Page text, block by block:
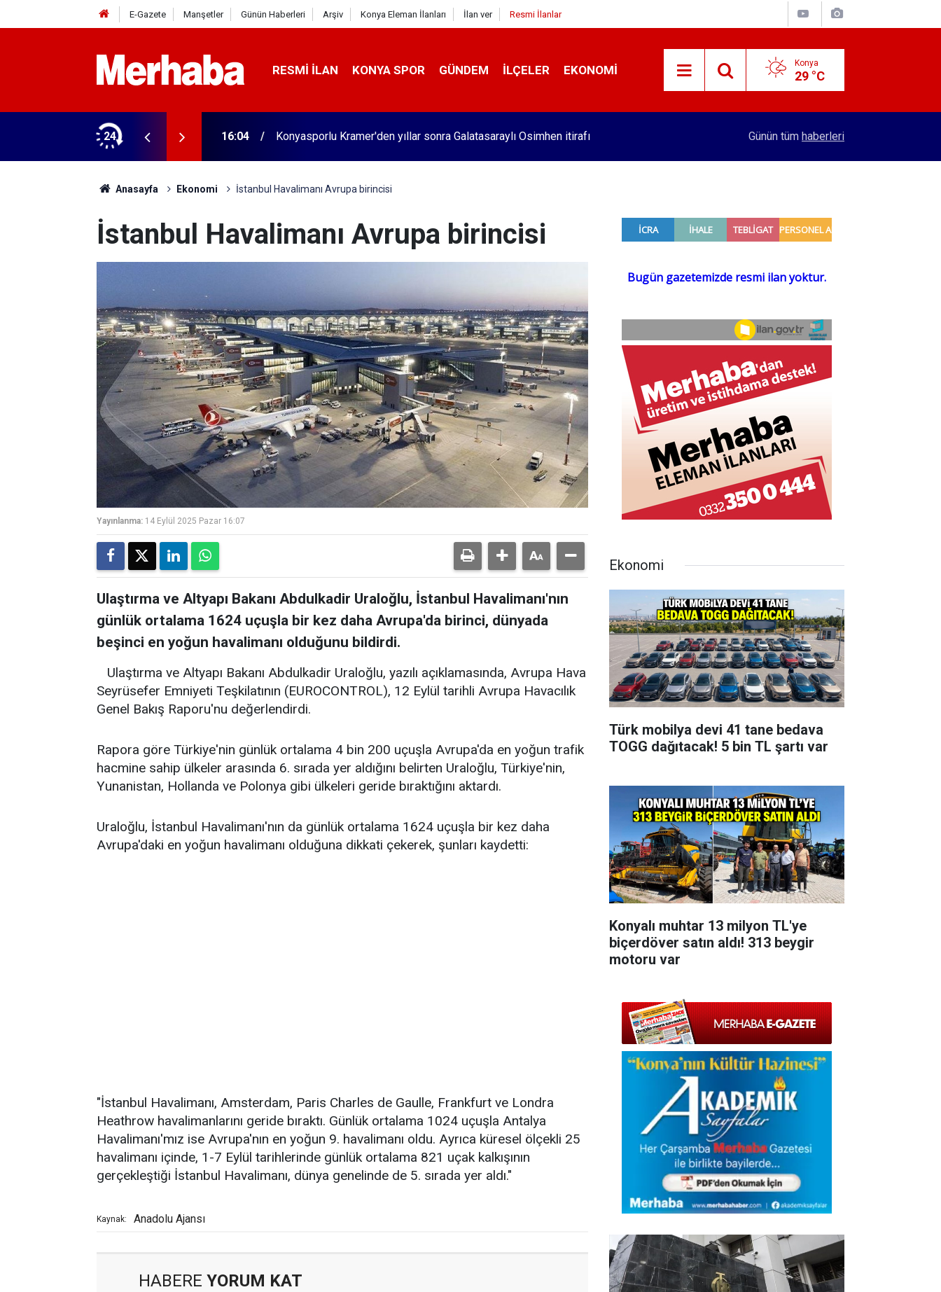
E-Gazete Manşetler Günün Haberleri Arşiv Konya Eleman İlanları İlan ver Resmi İlanlar
RESMI İLAN KONYA SPOR GÜNDEM İLÇELER EKONOMI Konya
29 °C
24
satın aldı! 313 beygir motoru var 16:04 Konyasporlu Kramer'den yıllar sonra Galatasaraylı Osimhen itirafı Merkez Bankası rezervleri açıklandı
Günün tüm haberleri
Anasayfa Ekonomi İstanbul Havalimanı Avrupa birincisi
İstanbul Havalimanı Avrupa birincisi
Yayınlanma: 14 Eylül 2025 Pazar 16:07
Ulaştırma ve Altyapı Bakanı Abdulkadir Uraloğlu, İstanbul Havalimanı'nın
günlük ortalama 1624 uçuşla bir kez daha Avrupa'da birinci, dünyada
beşinci en yoğun havalimanı olduğunu bildirdi.
Ulaştırma ve Altyapı Bakanı Abdulkadir Uraloğlu, yazılı açıklamasında, Avrupa Hava
Seyrüsefer Emniyeti Teşkilatının (EUROCONTROL), 12 Eylül tarihli Avrupa Havacılık
Genel Bakış Raporu'nu değerlendirdi.
Rapora göre Türkiye'nin günlük ortalama 4 bin 200 uçuşla Avrupa'da en yoğun trafik
hacmine sahip ülkeler arasında 6. sırada yer aldığını belirten Uraloğlu, Türkiye'nin,
Yunanistan, Hollanda ve Polonya gibi ülkeleri geride bıraktığını aktardı.
Uraloğlu, İstanbul Havalimanı'nın da günlük ortalama 1624 uçuşla bir kez daha
Avrupa'daki en yoğun havalimanı olduğuna dikkati çekerek, şunları kaydetti:
"İstanbul Havalimanı, Amsterdam, Paris Charles de Gaulle, Frankfurt ve Londra
Heathrow havalimanlarını geride bıraktı. Günlük ortalama 1024 uçuşla Antalya
Havalimanı'mız ise Avrupa'nın en yoğun 9. havalimanı oldu. Ayrıca küresel ölçekli 25
havalimanı içinde, 1-7 Eylül tarihlerinde günlük ortalama 821 uçak kalkışının
gerçekleştiği İstanbul Havalimanı, dünya genelinde de 5. sırada yer aldı."
Kaynak: Anadolu Ajansı
HABERE YORUM KAT
Ekonomi
Türk mobilya devi 41 tane bedava
TOGG dağıtacak! 5 bin TL şartı var
Konyalı muhtar 13 milyon TL'ye
biçerdöver satın aldı! 313 beygir
motoru var